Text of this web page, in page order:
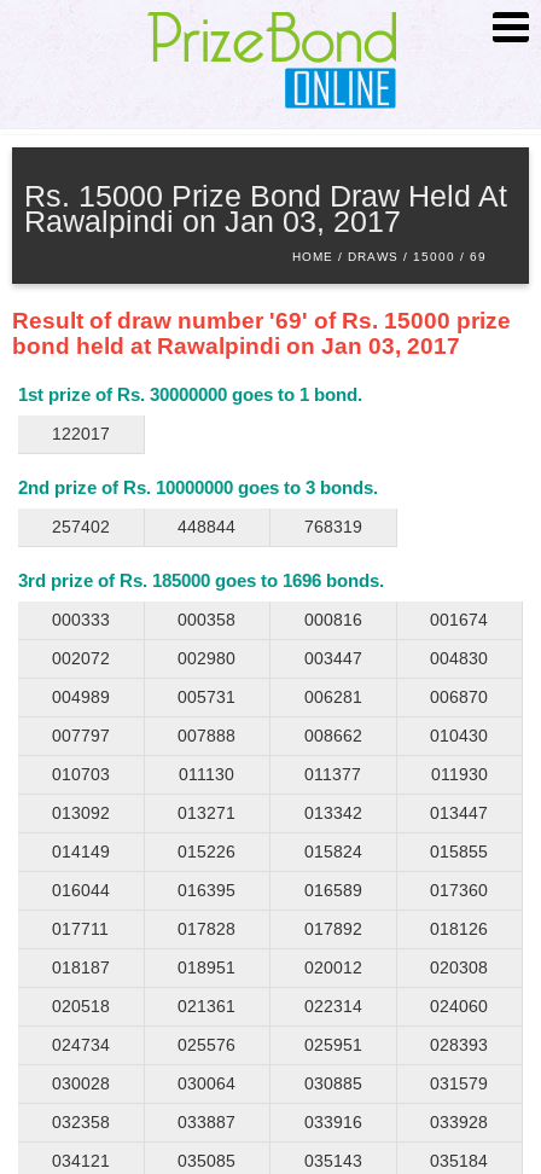
HOME
ABOUT
SCHEDULE
PRIZE INFO
Rs. 15000 Prize Bond Draw Held At
Rawalpindi on Jan 03, 2017
HOME DRAWS 15000 69
Result of draw number '69' of Rs. 15000 prize
bond held at Rawalpindi on Jan 03, 2017
1st prize of Rs. 30000000 goes to 1 bond.
122017
2nd prize of Rs. 10000000 goes to 3 bonds.
257402 448844 768319
3rd prize of Rs. 185000 goes to 1696 bonds.
000333 000358 000816
001674
002072
002980 003447
004830
004989
005731 006281
006870
007797
007888 008662
010430
010703
011130 011377
011930
013092
013271 013342
013447
014149
015226 015824
015855
016044
016395 016589
017360
017711
017828 017892
018126
018187
018951 020012
020308
020518
021361 022314
024060
024734
025576 025951
028393
030028
030064 030885
031579
032358
033887 033916
033928
034121
035085 035143
035184